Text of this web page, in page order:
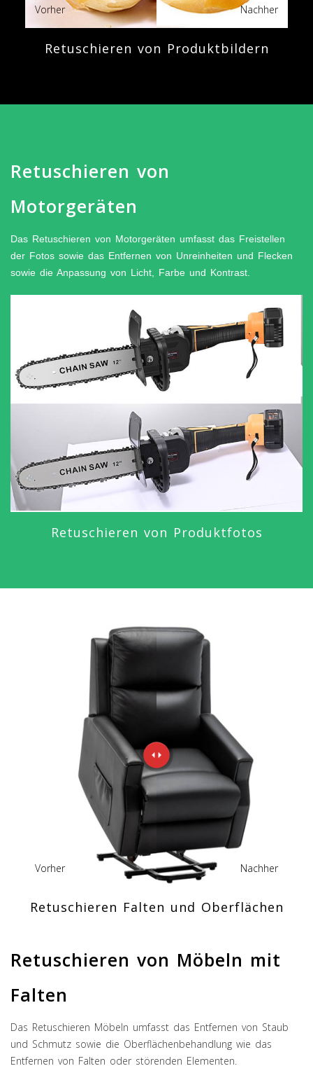
Nachher
Vorher
Retuschieren von Produktbildern
Retuschieren von
Motorgeräten
Das Retuschieren von Motorgeräten umfasst das Freistellen
der Fotos sowie das Entfernen von Unreinheiten und Flecken
sowie die Anpassung von Licht, Farbe und Kontrast.
Retuschieren von Produktfotos
Nachher
Vorher
Retuschieren Falten und Oberflächen
Retuschieren von Möbeln mit
Falten
Das Retuschieren Möbeln umfasst das Entfernen von Staub
und Schmutz sowie die Oberflächenbehandlung wie das
Entfernen von Falten oder störenden Elementen.